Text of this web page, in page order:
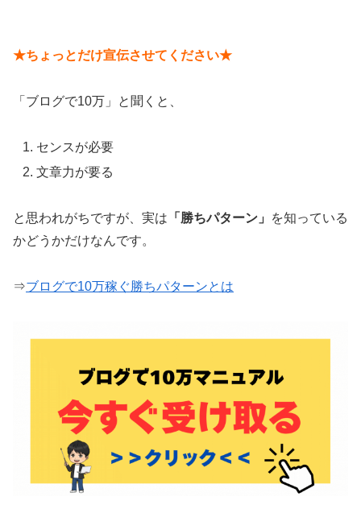
★ちょっとだけ宣伝させてください★
「ブログで10万」と聞くと、
センスが必要
文章力が要る
と思われがちですが、実は 「勝ちパターン」
を知っている
かどうかだけなんです。
⇒ブログで10万稼ぐ勝ちパターンとは